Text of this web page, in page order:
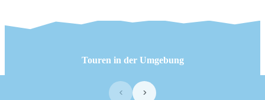
Touren in der Umgebung
‹ ›